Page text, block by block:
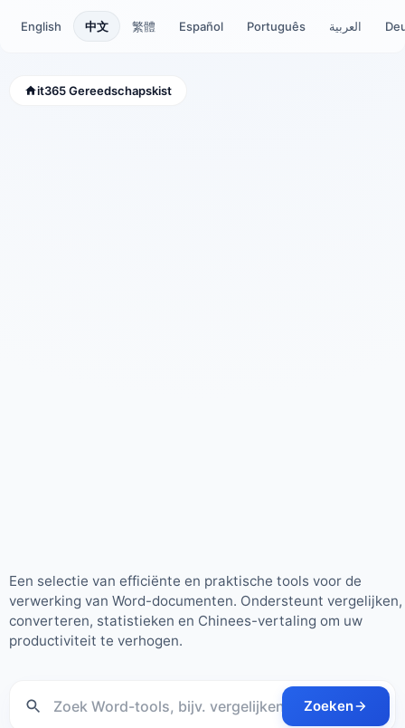
English 中文 繁體 Español Português العربية
it365 Gereedschapskist
Een selectie van efficiënte en praktische tools voor de
verwerking van Word-documenten. Ondersteunt vergelijken,
converteren, statistieken en Chinees-vertaling om uw
productiviteit te verhogen.
Zoeken